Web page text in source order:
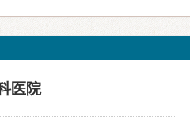
医院